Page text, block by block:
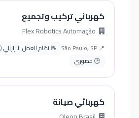
كهربائي تركيب وتجميع
📍 São Paulo, SP
📝 نظام العمل البرازيلي (CLT)
🕒 حضوري
كهربائي صيانة